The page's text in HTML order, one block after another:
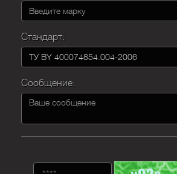
Стандарт:
Сообщение: